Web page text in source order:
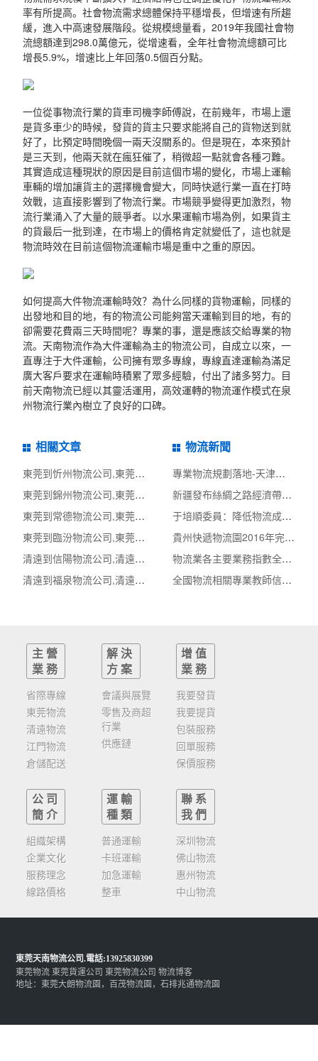
率有所提高。社會物流需求總體保持平穩增長，但增速有所趨
緩，進入中高速發展階段。從規模總量看，2019年我國社會物
流總額達到298.0萬億元，從增速看，全年社會物流總額可比
增長5.9%，增速比上年回落0.5個百分點。
一位從事物流行業的貨車司機李師傅說，在前幾年，市場上還
是貨多車少的時候，發貨的貨主只要求能將自己的貨物送到就
好了，比預定時間晚個一兩天沒關系的。但是現在，本來預計
是三天到，他兩天就在瘋狂催了，稍微超一點就會各種刁難。
其實造成這種現狀的原因是目前這個市場的變化，市場上運輸
車輛的增加讓貨主的選擇機會變大，同時快遞行業一直在打時
效戰，這直接影響到了物流行業。市場競爭變得更加激烈，物
流行業涌入了大量的競爭者。以水果運輸市場為例，如果貨主
的貨最后一批到達，在市場上的價格肯定就變低了，這也就是
物流時效在目前這個物流運輸市場是重中之重的原因。
如何提高大件物流運輸時效？為什么同樣的貨物運輸，同樣的
出發地和目的地，有的物流公司能夠當天運輸到目的地，有的
卻需要花費兩三天時間呢？專業的事，還是應該交給專業的物
流。天南物流作為大件運輸為主的物流公司，自成立以來，一
直專注于大件運輸，公司擁有眾多專線，專線直達運輸為滿足
廣大客戶要求在運輸時積累了眾多經驗，付出了諸多努力。目
前天南物流已經以其靈活運用，高效運轉的物流運作模式在泉
州物流行業內樹立了良好的口碑。
相關文章
東莞到忻州物流公司,東莞整車物流到忻州,東莞至忻州物流專線 - 天南
東莞到錦州物流公司,東莞整車物流到錦州,東莞至錦州物流專線 - 天南
東莞到常德物流公司,東莞整車物流到常德,東莞至常德物流專線 - 天南
東莞到臨汾物流公司,東莞整車物流到臨汾,東莞至臨汾物流專線 - 天南
清遠到信陽物流公司,清遠整車物流到信陽,清遠至信陽物流專線 - 天南
清遠到福泉物流公司,清遠整車物流到福泉,清遠至福泉物流專線 - 天南
物流新聞
專業物流規劃落地-天津市快遞專業類物流專項規
新疆發布絲綢之路經濟帶核心區商貿物流中心建
于培順委員：降低物流成本不是沒有物流成本
貴州快遞物流園2016年完成快件量逾3億票 產值超
物流業各主要業務指數全部翻紅
全國物流相關專業教師信息化大賽啟動
主營
業務
省際專線
東莞物流
清遠物流
江門物流
倉儲配送
解決
方案
會議與展覽
零售及商超
行業
供應鏈
增值
業務
我要發貨
我要提貨
包裝服務
回單服務
保價服務
公司
簡介
組織架構
企業文化
服務理念
線路價格
運輸
種類
普通運輸
卡班運輸
加急運輸
整車
聯系
我們
深圳物流
佛山物流
惠州物流
中山物流
東莞天南物流公司.電話:13925830399
東莞物流 東莞貨運公司 東莞物流公司 物流博客
地址：東莞大朗物流園，百茂物流園，石排兆通物流園